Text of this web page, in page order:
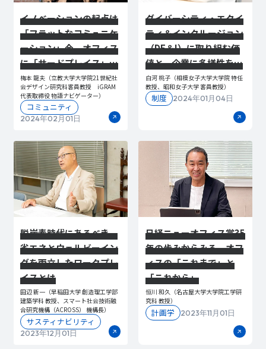
イノベーションの起点は
「フラットなコミュニケ
ーション」今、オフィス
に「サードプレイス」が
必要な理由
梅本 龍夫（立教大学大学院21世紀社
会デザイン研究科客員教授 iGRAM
代表取締役 物語ナビゲーター）
2024年02月01日
コミュニティ
ダイバーシティ・エクイ
ティ＆インクルージョン
（DE＆I）に取り組む価
値と、企業に多様性をも
たらすワークスタイル
白河 桃子（相模女子大学大学院 特任
教授、昭和女子大学 客員教授）
2024年01月04日
制度
脱炭素時代にあるべき、
省エネとウェルビーイン
グを両立したワークプレ
イスとは
田辺 新一（早稲田大学 創造理工学部
建築学科 教授、スマート社会技術融
合研究機構（ACROSS） 機構長）
2023年12月01日
サスティナビリティ
日経ニューオフィス賞35
年の歩みからみる、オフ
ィスの「これまで」と
「これから」
恒川 和久（名古屋大学大学院工学研
究科 教授）
2023年11月01日
計画学